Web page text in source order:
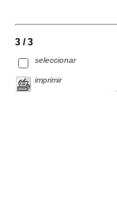
3 / 3
seleccionar
imprimir